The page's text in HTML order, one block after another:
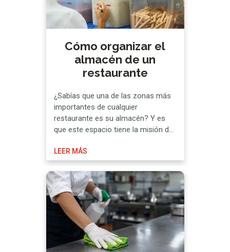
Cómo organizar el
almacén de un
restaurante
¿Sabías que una de las zonas más
importantes de cualquier
restaurante es su almacén? Y es
que este espacio tiene la misión de
necesarias para el funcionamiento
del negocio, por lo que su orden se
convierte en un requisito
indispensable. Porque no todos los
alimentos caducan a la vez, ni
requieren …
LEER MÁS